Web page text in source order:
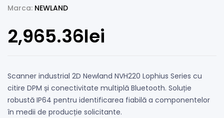
Marca: NEWLAND
2,965.36lei
Scanner industrial 2D Newland NVH220 Lophius Series cu
citire DPM și conectivitate multiplă Bluetooth. Soluție
robustă IP64 pentru identificarea fiabilă a componentelor
în medii de producție solicitante.